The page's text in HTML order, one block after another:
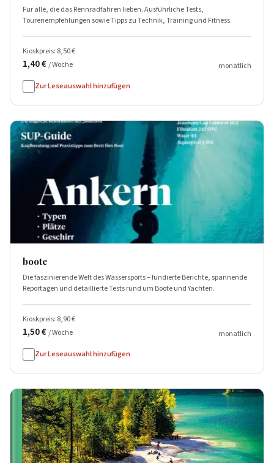
Für alle, die das Rennradfahren lieben. Ausführliche Tests,
Tourenempfehlungen sowie Tipps zu Technik, Training und Fitness.
Kioskpreis: 8,50 €
1,40 €/ Woche monatlich
Zur Leseauswahl hinzufügen
boote
Die faszinierende Welt des Wassersports – fundierte Berichte, spannende
Reportagen und detaillierte Tests rund um Boote und Yachten.
Kioskpreis: 8,90 €
1,50 €/ Woche monatlich
Zur Leseauswahl hinzufügen